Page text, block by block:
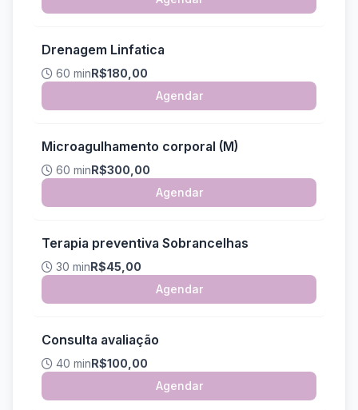
Drenagem Linfatica
60 minR$180,00
Agendar
Microagulhamento corporal (M)
60 minR$300,00
Agendar
Terapia preventiva Sobrancelhas
30 minR$45,00
Agendar
Consulta avaliação
40 minR$100,00
Agendar